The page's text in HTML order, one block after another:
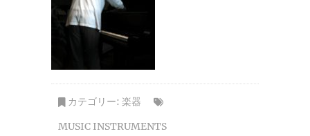
カテゴリー: 楽器
MUSIC INSTRUMENTS